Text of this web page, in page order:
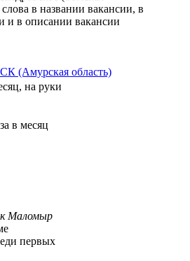
в названии вакансии, в
и в описании вакансии
(Амурская область)
на руки
в месяц
Маломыр
первых